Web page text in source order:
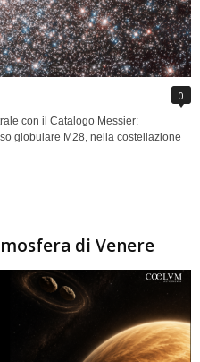
0
con il Catalogo Messier:
globulare M28, nella costellazione
di Venere